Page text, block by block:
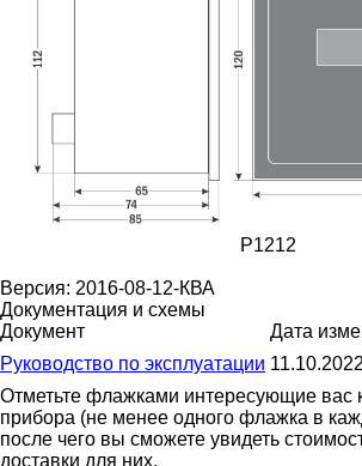
P1212
Версия: 2016-08-12-КВА
Документация и схемы
Документ
Дата
Руководство по эксплуатации 11.10.2022
Отметьте флажками интересующие вас
прибора (не менее одного флажка в
после чего вы сможете увидеть
доставки для них.